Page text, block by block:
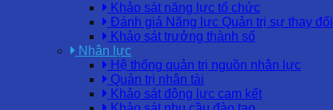
Khảo sát năng lực tổ chức
Đánh giá Năng lực Quản trị sự thay đổi
Khảo sát trưởng thành số
Nhân lực
Hệ thống quản trị nguồn nhân lực
Quản trị nhân tài
Khảo sát động lực cam kết